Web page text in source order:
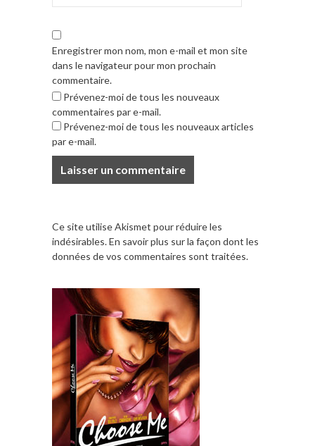
Enregistrer mon nom, mon e-mail et mon site
dans le navigateur pour mon prochain
commentaire.
Prévenez-moi de tous les nouveaux
commentaires par e-mail.
Prévenez-moi de tous les nouveaux articles
par e-mail.
Ce site utilise Akismet pour réduire les
indésirables.En savoir plus sur la façon dont les
données de vos commentaires sont traitées.